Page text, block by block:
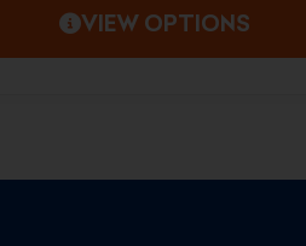
VIEW OPTIONS